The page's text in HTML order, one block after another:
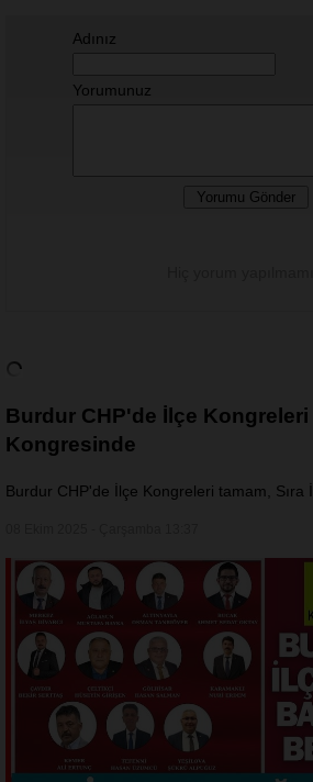
Adınız
Yorumunuz
Burdur CHP'de İlçe Kongreleri
Kongresinde
Burdur CHP'de İlçe Kongreleri tamam, Sıra